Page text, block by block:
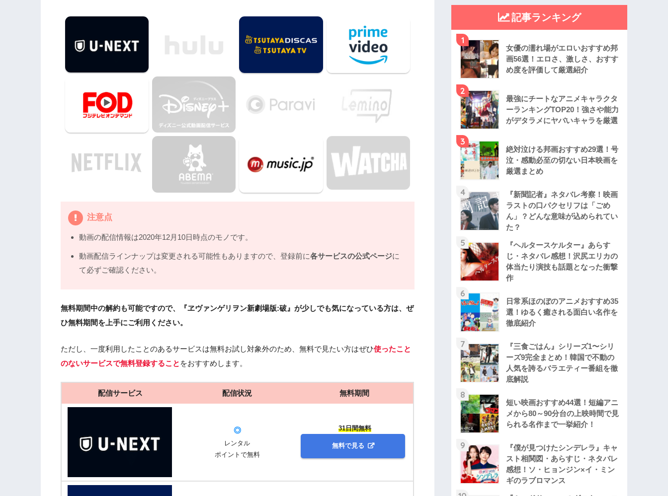
3.2『新世紀エヴァンゲリオン劇場版 Air／まごころを、君に』（1997年）
劇場版『ヱヴァンゲリヲン新劇場版:破』の動画はDailymotionやPandoraではなく、配信サー
ビスで安全に見よう
5. 劇場版『ヱヴァンゲリヲン新劇場版:破』動画フル無料視聴まとめ
注意点
動画の配信情報は2020年12月10日時点のモノです。
動画配信ラインナップは変更される可能性もありますので、登録前に各サービスの公式ページに
て必ずご確認ください。
無料期間中の解約も可能ですので、『ヱヴァンゲリヲン新劇場版:破』が少しでも気になっている方は、ぜ
ひ無料期間を上手にご利用ください。
ただし、一度利用したことのあるサービスは無料お試し対象外のため、無料で見たい方はぜひ使ったこと
のないサービスで無料登録すること をおすすめします。
配信サービス 配信状況 無料期間
◎
レンタル
ポイントで無料
31日間無料
無料で見る
記事ランキング
1
女優の濡れ場がエロいおすすめ邦
画56選！エロさ、激しさ、おすす
め度を評価して厳選紹介
2
最強にチートなアニメキャラクタ
ーランキングTOP20！強さや能力
がデタラメにヤバいキャラを厳選
3
絶対泣ける邦画おすすめ29選！号
泣・感動必至の切ない日本映画を
厳選まとめ
4
『新聞記者』ネタバレ考察！映画
ラストの口パクセリフは「ごめ
ん」？どんな意味が込められてい
た？
5
『ヘルタースケルター』あらす
じ・ネタバレ感想！沢尻エリカの
体当たり演技も話題となった衝撃
作
6
日常系ほのぼのアニメおすすめ35
選！ゆるく癒される面白い名作を
徹底紹介
7
『三食ごはん』シリーズ1〜シリ
ーズ9完全まとめ！韓国で不動の
人気を誇るバラエティー番組を徹
底解説
8
短い映画おすすめ44選！短編アニ
メから80～90分台の上映時間で見
られる名作まで一挙紹介！
9
『僕が見つけたシンデレラ』キャ
スト相関図・あらすじ・ネタバレ
感想！ソ・ヒョンジン×イ・ミン
ギのラブロマンス